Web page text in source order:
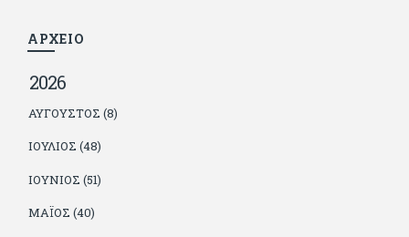
ΑΡΧΕΙΟ
2026
ΑΎΓΟΥΣΤΟΣ (8)
ΙΟΎΛΙΟΣ (48)
ΙΟΎΝΙΟΣ (51)
ΜΆΙΟΣ (40)